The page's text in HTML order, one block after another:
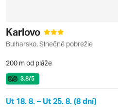
Karlovo
Bulharsko, Slnečné pobrežie
200 m od pláže
3.8/5
Ut 18. 8. – Ut 25. 8. (8 dní)